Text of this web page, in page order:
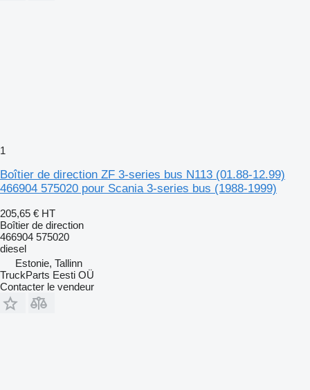
1
Boîtier de direction ZF 3-series bus N113 (01.88-12.99)
466904 575020 pour Scania 3-series bus (1988-1999)
205,65 € HT
Boîtier de direction
466904 575020
diesel
Estonie, Tallinn
TruckParts Eesti OÜ
Contacter le vendeur